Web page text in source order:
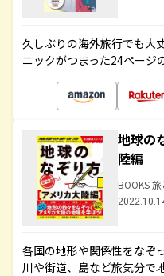
久しぶりの海外旅行でも大
ニックがつまった24ページ
地球の
陸編
BOOKS
各国の地形や関係性をなぞ
川や街道、島など旅気分で